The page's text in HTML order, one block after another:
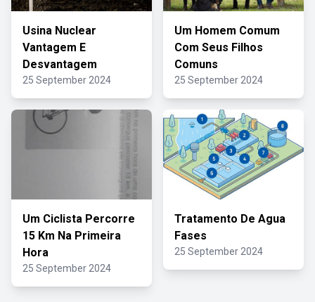
Usina Nuclear
Vantagem E
Desvantagem
25 September 2024
Um Homem Comum
Com Seus Filhos
Comuns
25 September 2024
Um Ciclista Percorre
15 Km Na Primeira
Hora
25 September 2024
Tratamento De Agua
Fases
25 September 2024